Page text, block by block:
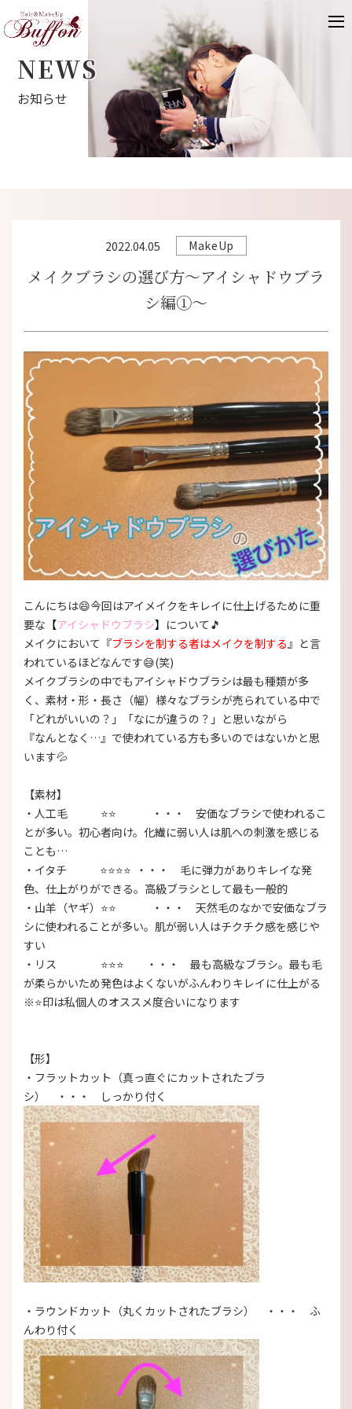
NEWS
お知らせ
2022.04.05 MakeUp
メイクブラシの選び方～アイシャドウブラ
シ編①～
こんにちは😄今回はアイメイクをキレイに仕上げるために重
要な 【アイシャドウブラシ】 について🎵
メイクにおいて 『ブラシを制する者はメイクを制する』 と言
われているほどなんです😅(笑)
メイクブラシの中でもアイシャドウブラシは最も種類が多
く、 素材・形・長さ（幅） 様々なブラシが売られている中で
「どれがいいの？」「なにが違うの？」 と思いながら
『なんとなく…』 で使われている方も多いのではないかと思
います💦
【素材】
・人工毛 ⭐⭐ ・・・ 安価なブラシで使われるこ
とが多い。初心者向け。化繊に弱い人は肌への刺激を感じる
ことも…
・イタチ ⭐⭐⭐⭐ ・・・ 毛に弾力がありキレイな発
色、仕上がりができる。高級ブラシとして最も一般的
・山羊（ヤギ）⭐⭐ ・・・ 天然毛のなかで安価なブラ
シに使われることが多い。肌が弱い人はチクチク感を感じや
すい
・リス ⭐⭐⭐ ・・・ 最も高級なブラシ。最も毛
が柔らかいため発色はよくないがふんわりキレイに仕上がる
※⭐印は私個人のオススメ度合いになります
【形】
・フラットカット（真っ直ぐにカットされたブラ
シ） ・・・ しっかり付く
・ラウンドカット（丸くカットされたブラシ） ・・・ ふ
んわり付く